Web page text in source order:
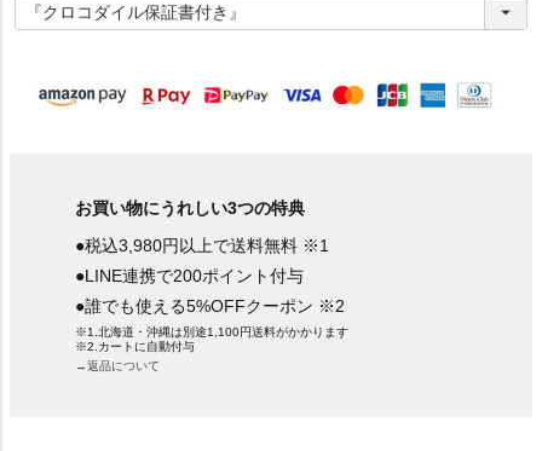
必
須
お買い物にうれしい3つの特典
●税込3,980円以上で送料無料 ※1
●LINE連携で200ポイント付与
●誰でも使える5%OFFクーポン ※2
※1.北海道・沖縄は別途1,100円送料がかかります
※2.カートに自動付与
→返品について